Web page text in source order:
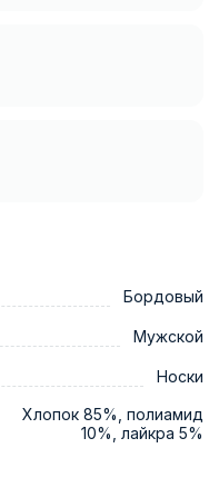
Бордовый
Мужской
Носки
Хлопок 85%, полиамид
10%, лайкра 5%